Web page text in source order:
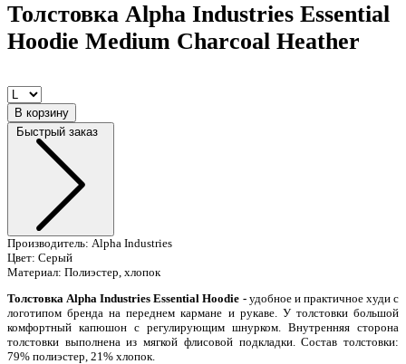
Толстовка Alpha Industries Essential
Hoodie Medium Charcoal Heather
В корзину
Быстрый заказ
Производитель: Alpha Industries
Цвет: Серый
Материал: Полиэстер, хлопок
Толстовка Alpha Industries Essential Hoodie - удобное и практичное худи с
логотипом бренда на переднем кармане и рукаве. У толстовки большой
комфортный капюшон с регулирующим шнурком. Внутренняя сторона
толстовки выполнена из мягкой флисовой подкладки. Состав толстовки:
79% полиэстер, 21% хлопок.